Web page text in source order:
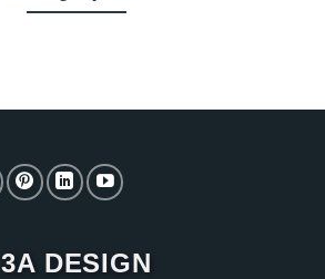
3A DESIGN